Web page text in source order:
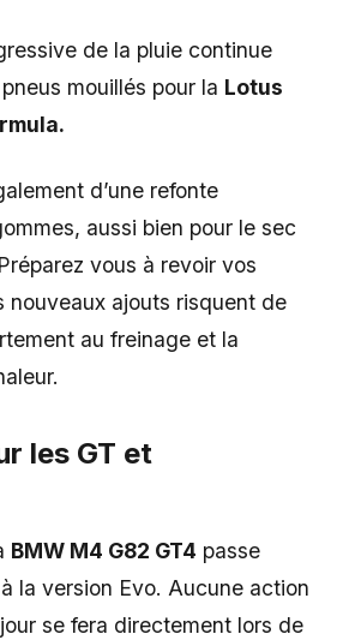
de la pluie continue
mouillés pour la Lotus
d’une refonte
aussi bien pour le sec
vous à revoir vos
nouveaux ajouts risquent de
au freinage et la
les GT et
BMW M4 G82 GT4 passe
la version Evo. Aucune action
se fera directement lors de